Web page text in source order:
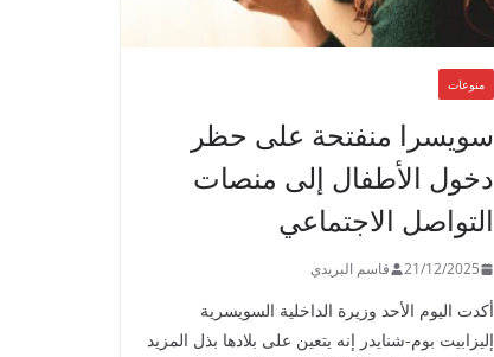
منوعات
سويسرا منفتحة على حظر
دخول الأطفال إلى منصات
التواصل الاجتماعي
21/12/2025 قاسم البريدي
أكدت اليوم الأحد وزيرة الداخلية السويسرية
إليزابيت بوم-شنايدر إنه يتعين على بلادها بذل المزيد